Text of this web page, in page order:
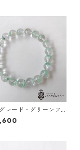
レード・グリーンフ
のブレスレット(9m